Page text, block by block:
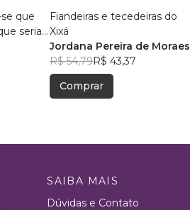
que
seria
Fiandeiras e tecedeiras do
Xixá
Jordana Pereira de Moraes
R$ 54,79R$ 43,37
Comprar
SAIBA MAIS
Dúvidas e Contato